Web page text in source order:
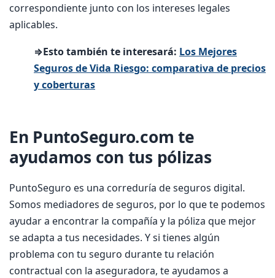
correspondiente junto con los intereses legales
aplicables.
⇒Esto también te interesará: Los Mejores
Seguros de Vida Riesgo: comparativa de precios
y coberturas
En PuntoSeguro.com te
ayudamos con tus pólizas
PuntoSeguro es una correduría de seguros digital.
Somos mediadores de seguros, por lo que te podemos
ayudar a encontrar la compañía y la póliza que mejor
se adapta a tus necesidades. Y si tienes algún
problema con tu seguro durante tu relación
contractual con la aseguradora, te ayudamos a